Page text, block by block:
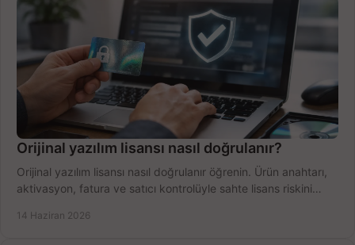
Orijinal yazılım lisansı nasıl doğrulanır?
Orijinal yazılım lisansı nasıl doğrulanır öğrenin. Ürün anahtarı,
aktivasyon, fatura ve satıcı kontrolüyle sahte lisans riskini
14 Haziran 2026